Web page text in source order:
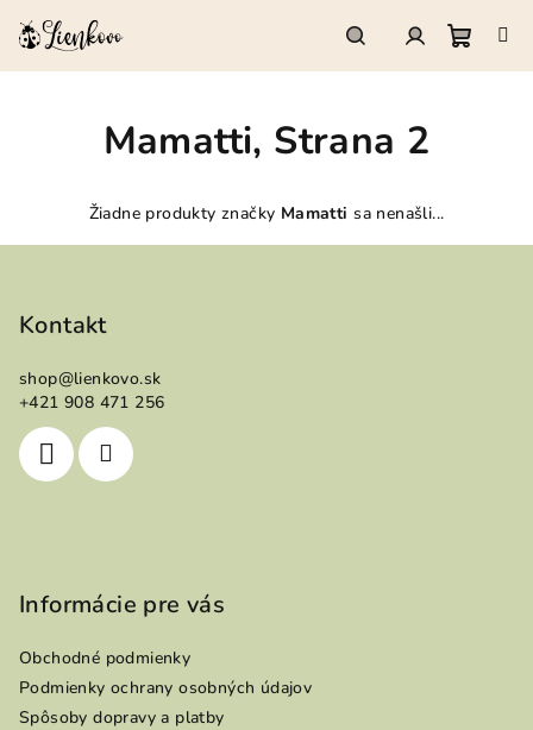
HľadaťPrihlásenie
Mamatti, Strana 2
Žiadne produkty značky Mamatti sa nenašli...
Kontakt
shop@lienkovo.sk
+421 908 471 256
Informácie pre vás
Obchodné podmienky
Podmienky ochrany osobných údajov
Spôsoby dopravy a platby